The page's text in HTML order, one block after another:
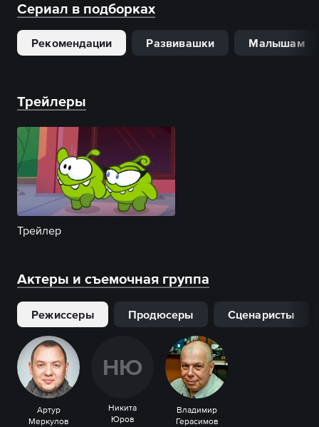
Сериал в подборках
Рекомендации Развивашки Малышам
Трейлеры
Трейлер
Актеры и съемочная группа
Режиссеры Продюсеры Сценаристы
Артур
Меркулов
НЮ
Никита
Юров
Владимир
Герасимов